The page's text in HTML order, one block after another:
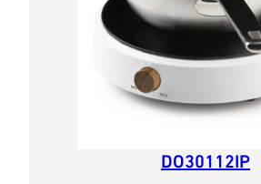
DO30112IP